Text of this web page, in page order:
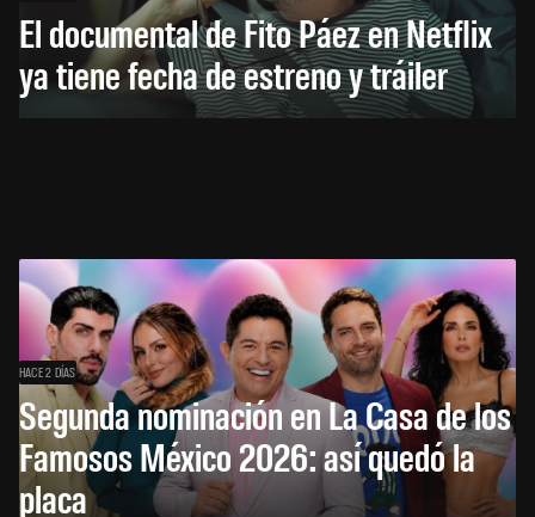
El documental de Fito Páez en Netflix
ya tiene fecha de estreno y tráiler
HACE 2 DÍAS
Segunda nominación en La Casa de los
Famosos México 2026: así quedó la
placa